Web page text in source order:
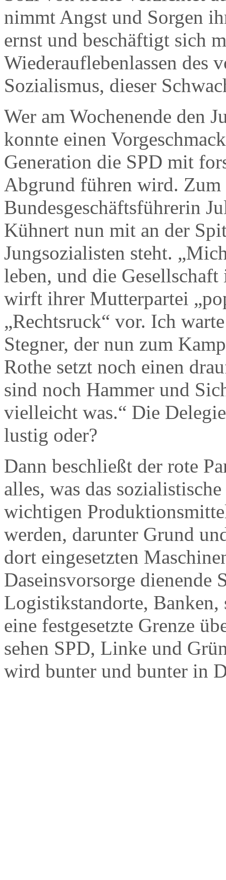
nimmt Angst und Sorgen
ernst und beschäftigt sich
Wiederauflebenlassen des
Sozialismus, dieser
Wer am Wochenende den
konnte einen
Generation die SPD mit
Abgrund führen wird. Zum
Bundesgeschäftsführerin
Kühnert nun mit an der
Jungsozialisten steht.
leben, und die
wirft ihrer Mutterpartei
„Rechtsruck“ vor. Ich
Stegner, der nun zum
Rothe setzt noch einen
sind noch Hammer und
vielleicht was.“ Die
lustig oder?
Dann beschließt der rote
alles, was das
wichtigen
werden, darunter Grund
dort eingesetzten
Daseinsvorsorge dienende
Logistikstandorte,
eine festgesetzte Grenze
sehen SPD, Linke und
wird bunter und bunter in